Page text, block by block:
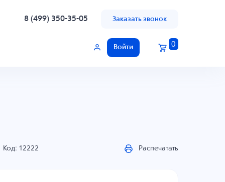
8 (499) 350-35-05 Заказать звонок
Войти 0
Код: 12222 Распечатать